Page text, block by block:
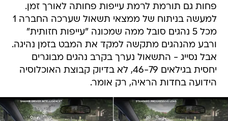
פחות גם תורמת לרמת עייפות פחותה לאורך זמן.
למעשה בניתוח של ממצאי תשאול שערכה החברה 1
מכל 5 נהגים סובל ממה שמכונה "עייפות חזותית"
ורבע מהנהגים מתקשה למקד את המבט בזמן נהיגה.
אבל נסייג - התשאול נערך בקרב נהגים מבוגרים
יחסית בגילאים 46-79, לא בדיוק קבוצת האוכלוסיה
הידועה בחדות הראיה, רק אומר.